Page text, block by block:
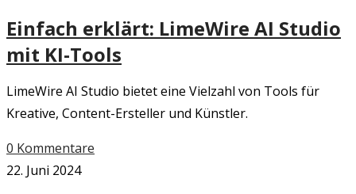
Einfach erklärt: LimeWire AI Studio
mit KI-Tools
LimeWire AI Studio bietet eine Vielzahl von Tools für
Kreative, Content-Ersteller und Künstler.
0 Kommentare
22. Juni 2024